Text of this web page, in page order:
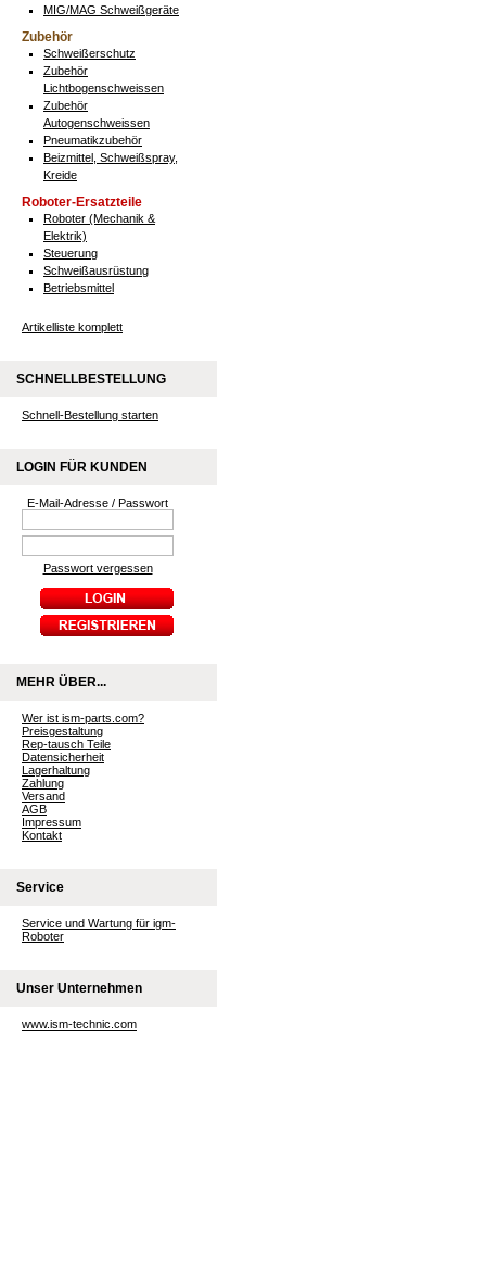
MIG/MAG Schweißgeräte
Zubehör
Schweißerschutz
Zubehör
Lichtbogenschweissen
Zubehör
Autogenschweissen
Pneumatikzubehör
Beizmittel, Schweißspray,
Kreide
Roboter-Ersatzteile
Roboter (Mechanik &
Elektrik)
Steuerung
Schweißausrüstung
Betriebsmittel
Artikelliste komplett
SCHNELLBESTELLUNG
Schnell-Bestellung starten
LOGIN FÜR KUNDEN
E-Mail-Adresse / Passwort
Passwort vergessen
MEHR ÜBER...
Wer ist ism-parts.com?
Preisgestaltung
Rep-tausch Teile
Datensicherheit
Lagerhaltung
Zahlung
Versand
AGB
Impressum
Kontakt
Service
Service und Wartung für igm-
Roboter
Unser Unternehmen
www.ism-technic.com